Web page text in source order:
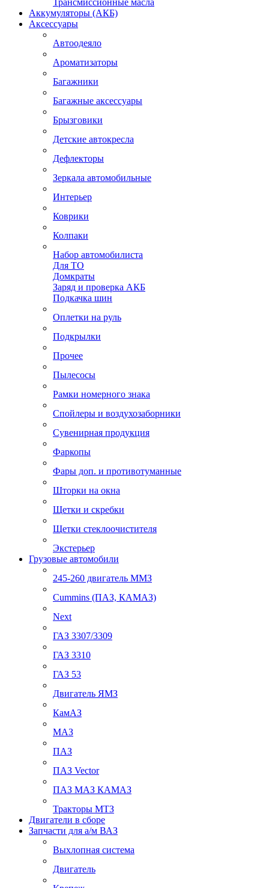
Трансмиссионные масла
Аккумуляторы (АКБ)
Аксессуары
Автоодеяло
Ароматизаторы
Багажники
Багажные аксессуары
Брызговики
Детские автокресла
Дефлекторы
Зеркала автомобильные
Интерьер
Коврики
Колпаки
Набор автомобилиста
Для ТО
Домкраты
Заряд и проверка АКБ
Подкачка шин
Оплетки на руль
Подкрылки
Прочее
Пылесосы
Рамки номерного знака
Спойлеры и воздухозаборники
Сувенирная продукция
Фаркопы
Фары доп. и противотуманные
Шторки на окна
Щетки и скребки
Щетки стеклоочистителя
Экстерьер
Грузовые автомобили
245-260 двигатель ММЗ
Cummins (ПАЗ, КАМАЗ)
Next
ГАЗ 3307/3309
ГАЗ 3310
ГАЗ 53
Двигатель ЯМЗ
КамАЗ
МАЗ
ПАЗ
ПАЗ Vector
ПАЗ МАЗ КАМАЗ
Тракторы МТЗ
Двигатели в сборе
Запчасти для а/м ВАЗ
Выхлопная система
Двигатель